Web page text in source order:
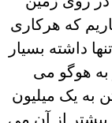
که هرکاری
داشته بسیار
به هوگو می
به یک میلیون
بیشتر از آن می